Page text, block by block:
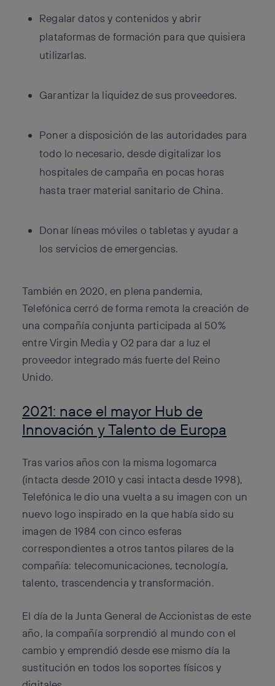
Regalar datos y contenidos y abrir
plataformas de formación para que quisiera
utilizarlas.
Garantizar la liquidez de sus proveedores.
Poner a disposición de las autoridades para
todo lo necesario, desde digitalizar los
hospitales de campaña en pocas horas
hasta traer material sanitario de China.
Donar líneas móviles o tabletas y ayudar a
los servicios de emergencias.
También en 2020, en plena pandemia,
Telefónica cerró de forma remota la creación de
una compañía conjunta participada al 50%
entre Virgin Media y O2 para dar a luz el
proveedor integrado más fuerte del Reino
Unido.
2021: nace el mayor Hub de
Innovación y Talento de Europa
Tras varios años con la misma logomarca
(intacta desde 2010 y casi intacta desde 1998),
Telefónica le dio una vuelta a su imagen con un
nuevo logo inspirado en la que había sido su
imagen de 1984 con cinco esferas
correspondientes a otros tantos pilares de la
compañía: telecomunicaciones, tecnología,
talento, trascendencia y transformación.
El día de la Junta General de Accionistas de este
año, la compañía sorprendió al mundo con el
cambio y emprendió desde ese mismo día la
sustitución en todos los soportes físicos y